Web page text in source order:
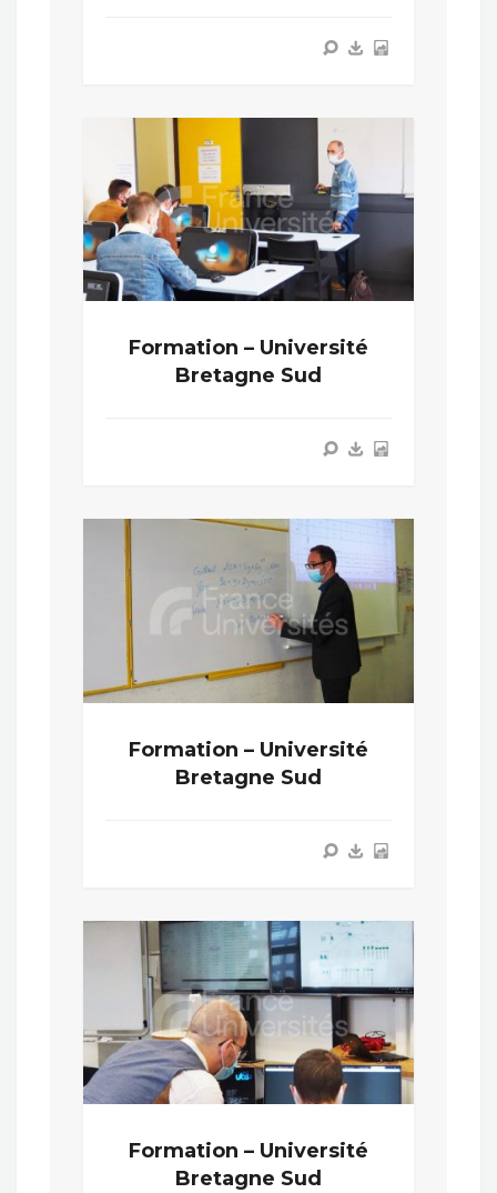
Formation – Université
Bretagne Sud
Formation – Université
Bretagne Sud
Formation – Université
Bretagne Sud